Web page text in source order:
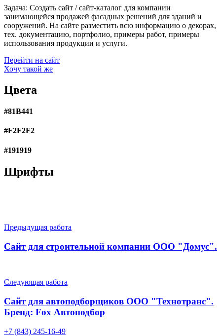
Задача: Создать сайт / сайт-каталог для компании
занимающейся продажей фасадных решений для зданий и
сооружений. На сайте разместить всю информацию о декорах,
тех. документацию, портфолио, примеры работ, примеры
использования продукции и услуги.
Перейти на сайт
Хочу такой же
Цвета
#81B441
#F2F2F2
#191919
Шрифты
Предыдущая работа
Сайт для строительной компании ООО "Домус".
Следующая работа
Сайт для автоподборщиков ООО "Технотранс".
Бренд: Fox Автоподбор
+7 (843) 245-16-49